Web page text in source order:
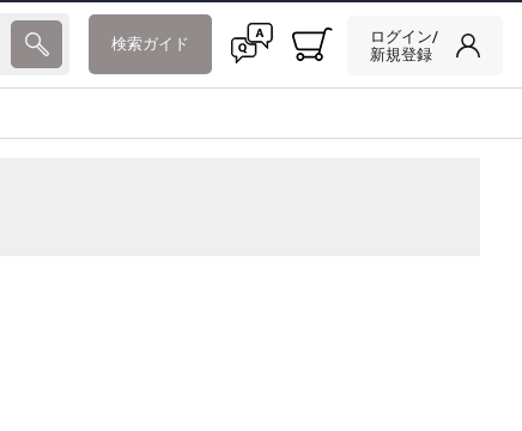
検索ガイド
ログイン/
新規登録